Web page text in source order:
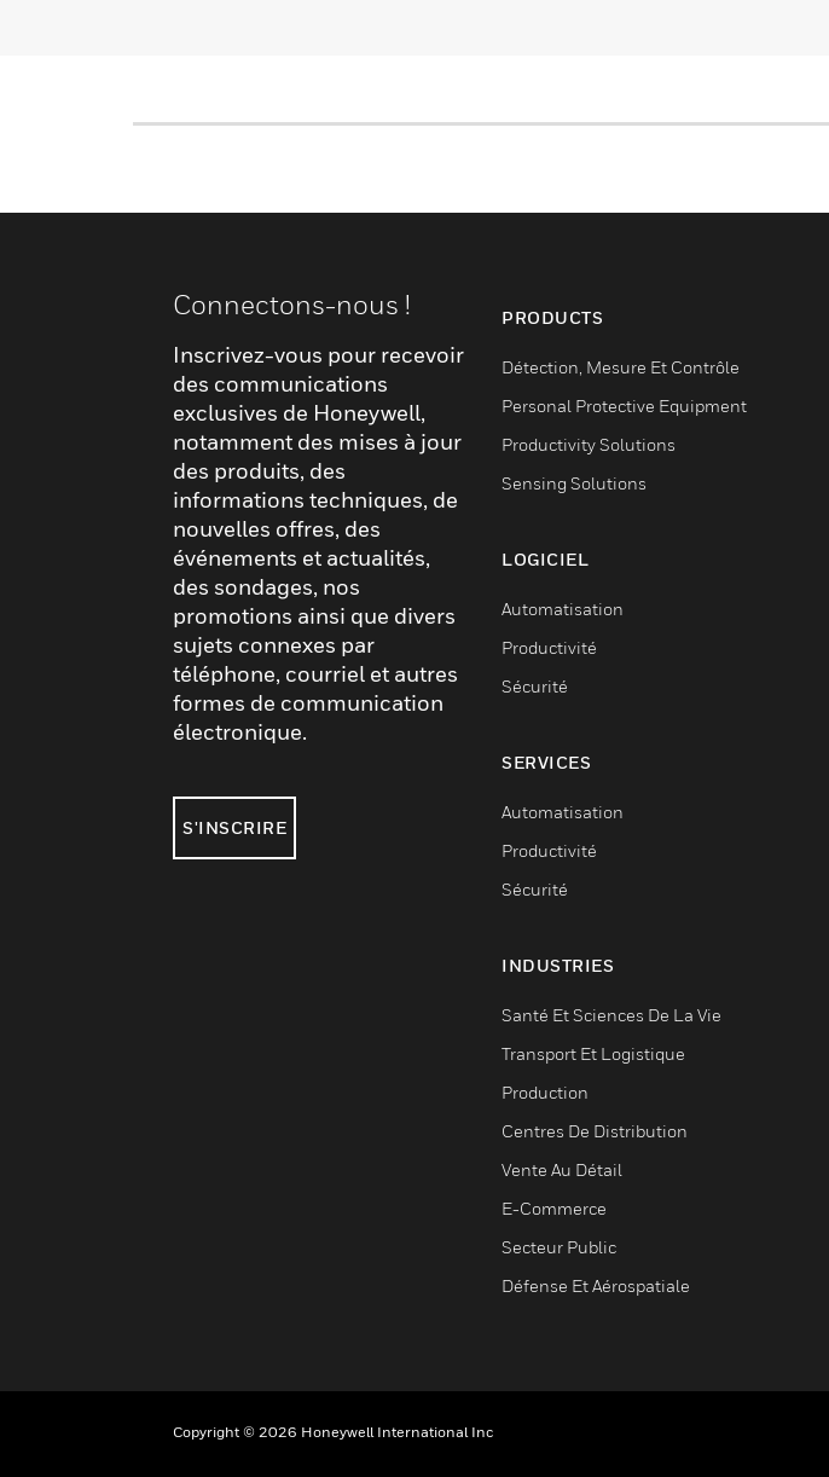
Connectons-nous !
Inscrivez-vous pour recevoir
des communications
exclusives de Honeywell,
notamment des mises à jour
des produits, des
informations techniques, de
nouvelles offres, des
événements et actualités,
des sondages, nos
promotions ainsi que divers
sujets connexes par
téléphone, courriel et autres
formes de communication
électronique.
S'INSCRIRE
PRODUCTS
Détection, Mesure Et Contrôle
Personal Protective Equipment
Productivity Solutions
Sensing Solutions
LOGICIEL
Automatisation
Productivité
Sécurité
SERVICES
Automatisation
Productivité
Sécurité
INDUSTRIES
Santé Et Sciences De La Vie
Transport Et Logistique
Production
Centres De Distribution
Vente Au Détail
E-Commerce
Secteur Public
Défense Et Aérospatiale
Copyright © 2026 Honeywell International Inc